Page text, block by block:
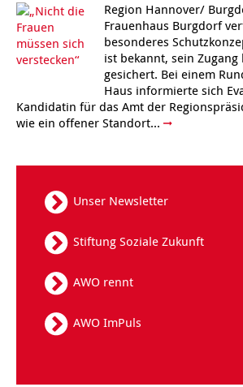
Region Hannover/
Frauenhaus Burgdorf
besonderes
ist bekannt, sein
gesichert. Bei einem
Haus informierte sich
Kandidatin für das Amt der
wie ein offener Standort...
Unser Newsletter
Stiftung Soziale Zukunft
AWO rennt
AWO ImPuls